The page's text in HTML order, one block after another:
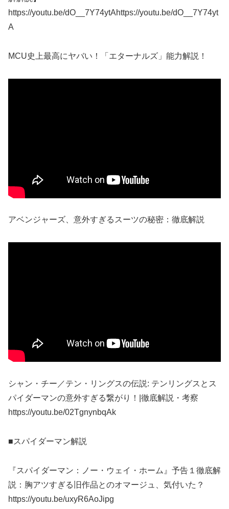
https://youtu.be/dO__7Y74ytAhttps://youtu.be/dO__7Y74yt
A
MCU史上最高にヤバい！「エターナルズ」能力解説！
アベンジャーズ、意外すぎるスーツの秘密：徹底解説
シャン・チー／テン・リングスの伝説: テンリングスとス
パイダーマンの意外すぎる繋がり！|徹底解説・考察
https://youtu.be/02TgnynbqAk
■スパイダーマン解説
『スパイダーマン：ノー・ウェイ・ホーム』予告１徹底解
説：胸アツすぎる旧作品とのオマージュ、気付いた？
https://youtu.be/uxyR6AoJipg